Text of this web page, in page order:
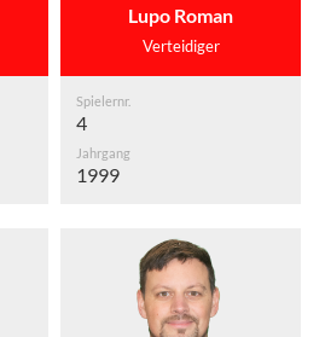
Lupo Roman
Verteidiger
Spielernr.
4
Jahrgang
1999